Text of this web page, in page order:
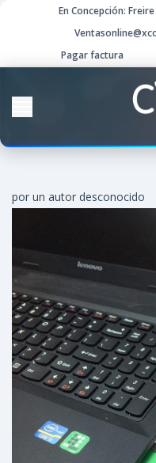
En Concepción:
Pagar factura
por un autor desconocido